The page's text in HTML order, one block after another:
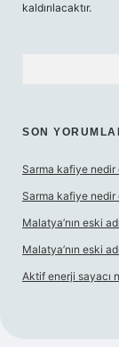
kaldırılacaktır.
SON
Sarma kafiye nedir
Sarma kafiye nedir
Malatya’nın eski
Malatya’nın eski
Aktif enerji sayacı